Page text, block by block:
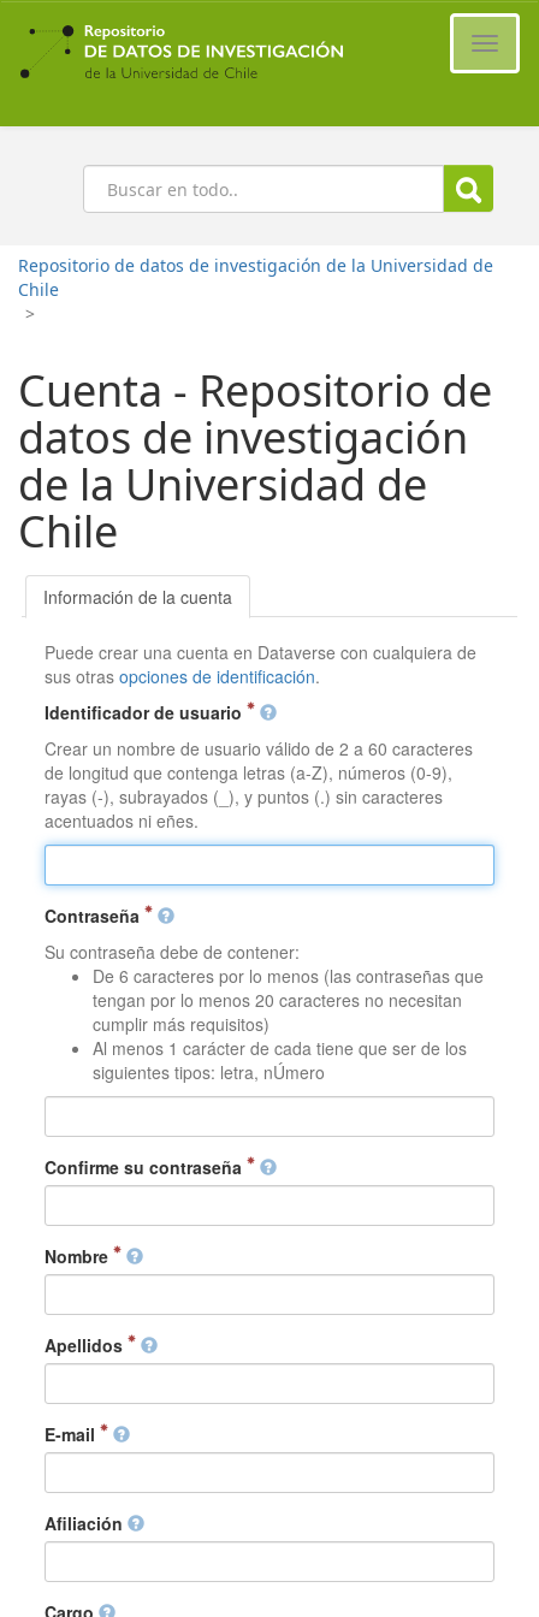
Ir
contenido
principal
Buscar
Repositorio de datos de investigación de la Universidad de
Chile
>
Cuenta - Repositorio de
datos de investigación
de la Universidad de
Chile
Información de la cuenta
Puede crear una cuenta en Dataverse con cualquiera de
sus otrasopciones de identificación.
Identificador de usuario
Crear un nombre de usuario válido de 2 a 60 caracteres
de longitud que contenga letras (a-Z), números (0-9),
rayas (-), subrayados (_), y puntos (.) sin caracteres
acentuados ni eñes.
Contraseña
Su contraseña debe de contener:
De 6 caracteres por lo menos (las contraseñas que
tengan por lo menos 20 caracteres no necesitan
cumplir más requisitos)
Al menos 1 carácter de cada tiene que ser de los
siguientes tipos: letra, nÚmero
Confirme su contraseña
Nombre
Apellidos
E-mail
Afiliación
Cargo